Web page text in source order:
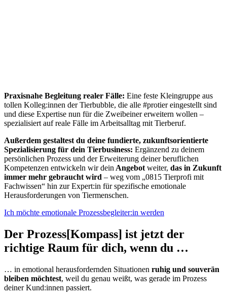
Praxisnahe Begleitung realer Fälle: Eine feste Kleingruppe aus
tollen Kolleg:innen der Tierbubble, die alle #protier eingestellt sind
und diese Expertise nun für die Zweibeiner erweitern wollen –
spezialisiert auf reale Fälle im Arbeitsalltag mit Tierberuf.
Außerdem gestaltest du deine fundierte, zukunftsorientierte
Spezialisierung für dein Tierbusiness: Ergänzend zu deinem
persönlichen Prozess und der Erweiterung deiner beruflichen
Kompetenzen entwickeln wir dein Angebot weiter, das in Zukunft
immer mehr gebraucht wird – weg vom „0815 Tierprofi mit
Fachwissen“ hin zur Expert:in für spezifische emotionale
Herausforderungen von Tiermenschen.
Ich möchte emotionale Prozessbegleiter:in werden
Der Prozess[Kompass] ist jetzt der
richtige Raum für dich, wenn du …
… in emotional herausfordernden Situationen ruhig und souverän
bleiben möchtest, weil du genau weißt, was gerade im Prozess
deiner Kund:innen passiert.